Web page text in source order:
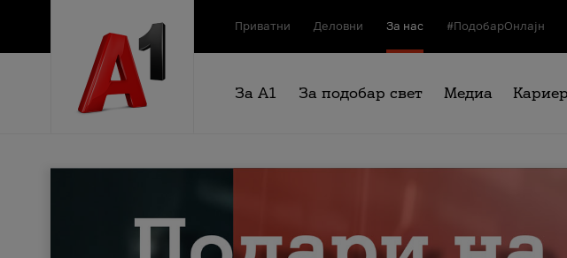
Приватни Деловни За нас #ПодобарОнлајн
За А1 За подобар свет Медиа